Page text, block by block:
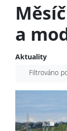
a
Aktuality
Filtrováno